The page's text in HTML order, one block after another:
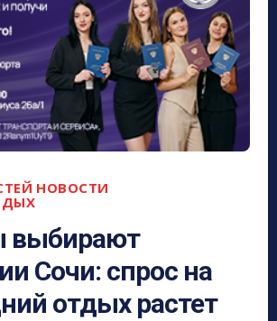
НОВОСТИ
выбирают
Сочи: спрос на
отдых растет